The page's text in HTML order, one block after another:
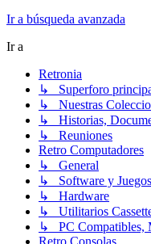
Ir a búsqueda avanzada
Ir a
Retronia
↳ Superforo
↳ Nuestras
↳ Historias,
↳ Reuniones
Retro Computadores
↳ General
↳ Software y Juegos
↳ Hardware
↳ Utilitarios
↳ PC Compatibles,